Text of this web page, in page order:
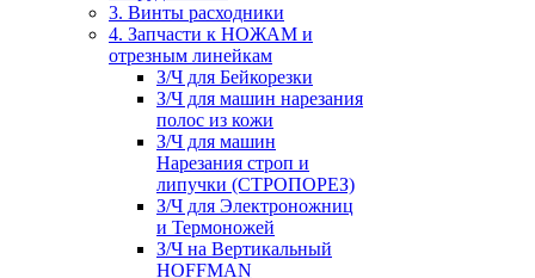
3. Винты расходники
4. Запчасти к НОЖАМ и
отрезным линейкам
З/Ч для Бейкорезки
З/Ч для машин нарезания
полос из кожи
З/Ч для машин
Нарезания строп и
липучки (СТРОПОРЕЗ)
З/Ч для Электроножниц
и Термоножей
З/Ч на Вертикальный
HOFFMAN